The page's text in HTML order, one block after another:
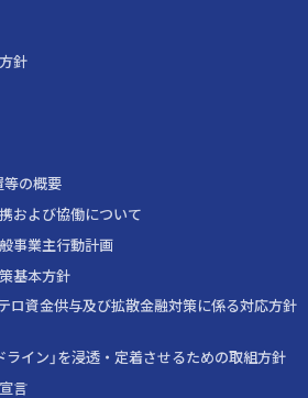
針
の概要
および協働について
事業主行動計画
基本方針
ロ資金供与及び拡散金融対策に係る対応方針
ライン」を浸透・定着させるための取組方針
言